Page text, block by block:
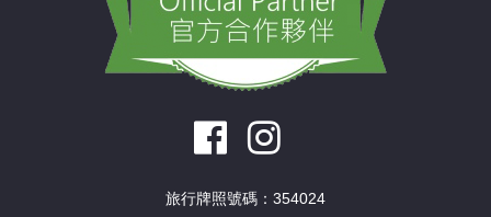
旅行牌照號碼：354024